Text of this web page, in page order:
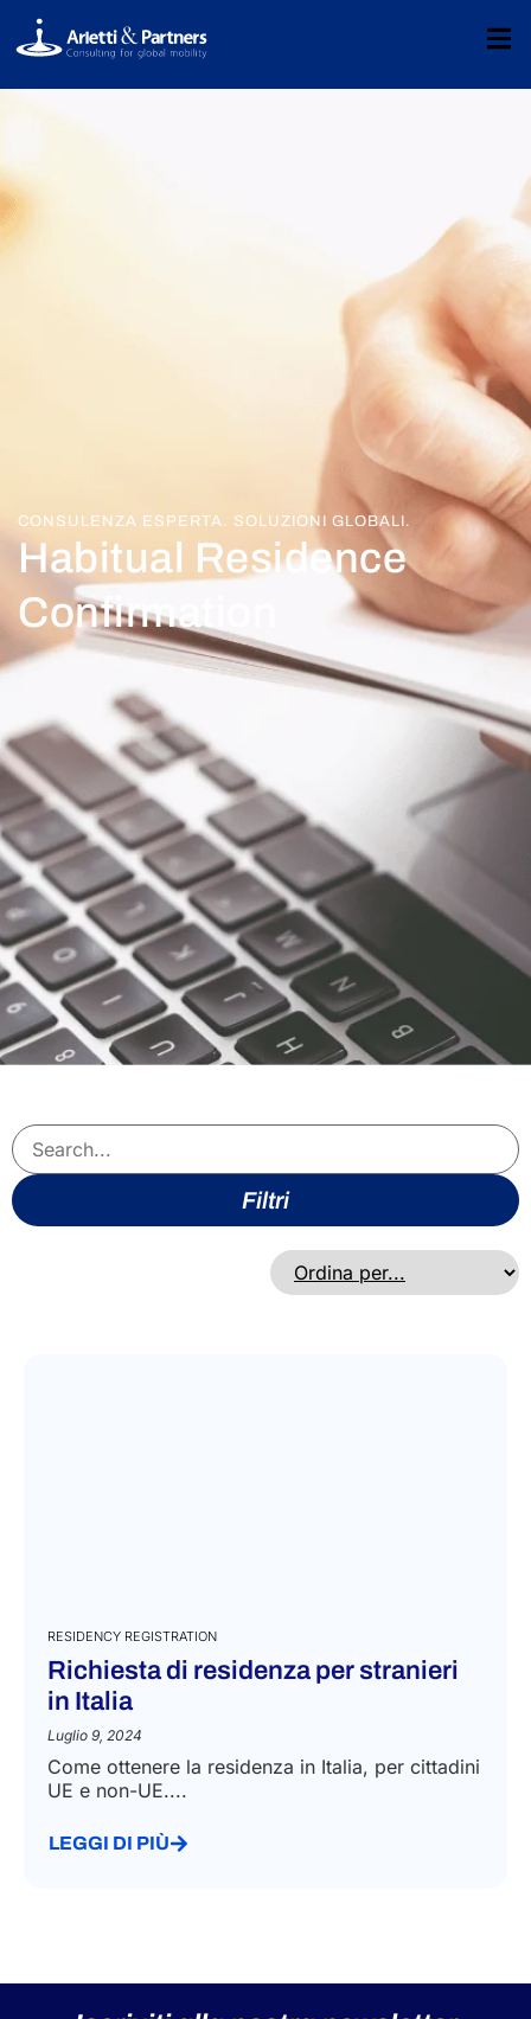
CONSULENZA ESPERTA. SOLUZIONI GLOBALI.
Habitual Residence
Confirmation
Filtri
RESIDENCY REGISTRATION
Richiesta di residenza per stranieri
in Italia
Luglio 9, 2024
Come ottenere la residenza in Italia, per cittadini
UE e non-UE....
LEGGI DI PIÙ